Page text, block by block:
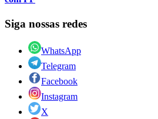
Siga nossas redes
WhatsApp
Telegram
Facebook
Instagram
X